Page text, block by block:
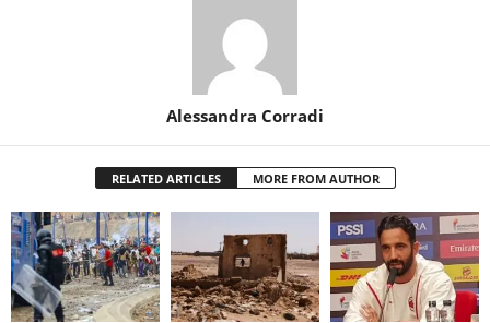
Alessandra Corradi
RELATED ARTICLES MORE FROM AUTHOR